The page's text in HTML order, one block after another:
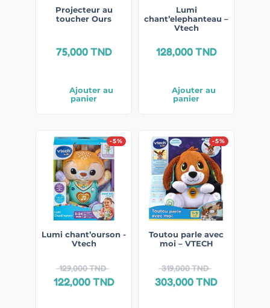
Projecteur au
toucher Ours
75,000TND
Ajouter au
panier
Lumi
chant’elephanteau –
Vtech
128,000TND
Ajouter au
panier
-5%
Lumi chant’ourson -
Vtech
129,000TND
122,000TND
-5%
Toutou parle avec
moi – VTECH
319,000TND
303,000TND